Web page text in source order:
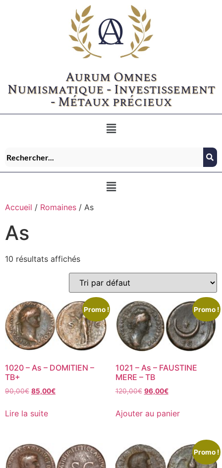
Aurum Omnes
Numismatique - Investissement
- Métaux précieux
Accueil / Romaines / As
As
10 résultats affichés
Promo !
1020 – As – DOMITIEN –
TB+
90,00€ 85,00€
Lire la suite
Promo !
1021 – As – FAUSTINE
MERE – TB
120,00€ 96,00€
Ajouter au panier
Promo !